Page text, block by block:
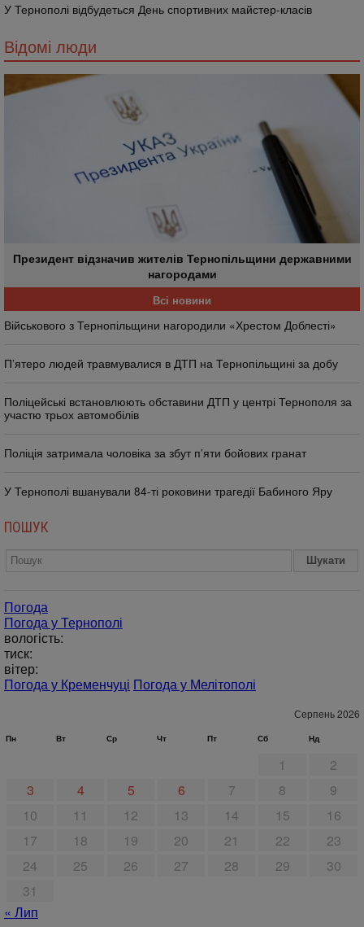
У Тернополі відбудеться День спортивних майстер-класів
Відомі люди
Президент відзначив жителів Тернопільщини державними
нагородами
Всі новини
Військового з Тернопільщини нагородили «Хрестом Доблесті»
П’ятеро людей травмувалися в ДТП на Тернопільщині за добу
Поліцейські встановлюють обставини ДТП у центрі Тернополя за
участю трьох автомобілів
Поліція затримала чоловіка за збут п’яти бойових гранат
У Тернополі вшанували 84-ті роковини трагедії Бабиного Яру
ПОШУК
Погода
Погода уТернополі
вологість:
тиск:
вітер:
Погода у Кременчуці Погода у Мелітополі
Серпень 2026
Пн Вт Ср Чт Пт Сб Нд
1
2
3
4 5 6 7 8
9
10
11 12 13 14 15
16
17
18 19 20 21 22
23
24
25 26 27 28 29
30
31
« Лип